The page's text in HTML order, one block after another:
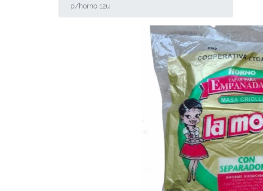
p/horno 12u